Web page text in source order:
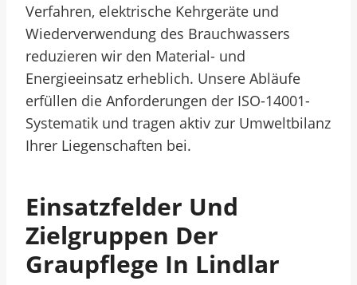
Verfahren, elektrische Kehrgeräte und
Wiederverwendung des Brauchwassers
reduzieren wir den Material- und
Energieeinsatz erheblich. Unsere Abläufe
erfüllen die Anforderungen der ISO-14001-
Systematik und tragen aktiv zur Umweltbilanz
Ihrer Liegenschaften bei.
Einsatzfelder Und
Zielgruppen Der
Graupflege In Lindlar